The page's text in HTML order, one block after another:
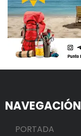
NAVEGACIÓN
PORTADA